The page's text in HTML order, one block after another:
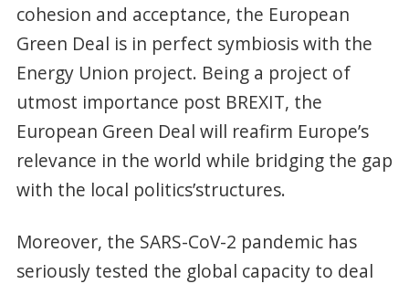
cohesion and acceptance, the European
Green Deal is in perfect symbiosis with the
Energy Union project. Being a project of
utmost importance post BREXIT, the
European Green Deal will reafirm Europe’s
relevance in the world while bridging the gap
with the local politics’structures.
Moreover, the SARS-CoV-2 pandemic has
seriously tested the global capacity to deal